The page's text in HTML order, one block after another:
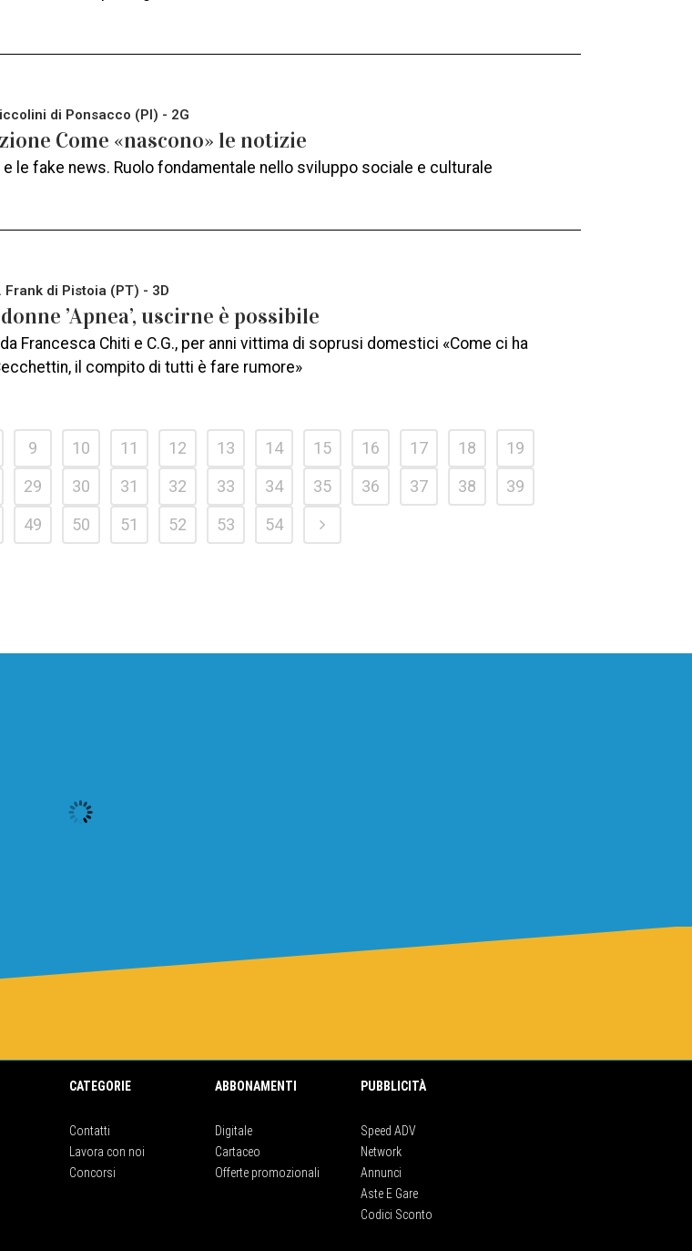
di Ponsacco (PI) - 2G
Come «nascono» le notizie
le fake news. Ruolo fondamentale nello sviluppo sociale e culturale
di Pistoia (PT) - 3D
’Apnea’, uscirne è possibile
Francesca Chiti e C.G., per anni vittima di soprusi domestici «Come ci ha
il compito di tutti è fare rumore»
9 10 11 12 13 14 15 16 17 18
19
29 30 31 32 33 34 35 36 37 38
39
49 50 51 52 53 54
CATEGORIE
Contatti
Lavora con noi
Concorsi
ABBONAMENTI
Digitale
Cartaceo
Offerte promozionali
PUBBLICITÀ
Speed ADV
Network
Annunci
Aste E Gare
Codici Sconto